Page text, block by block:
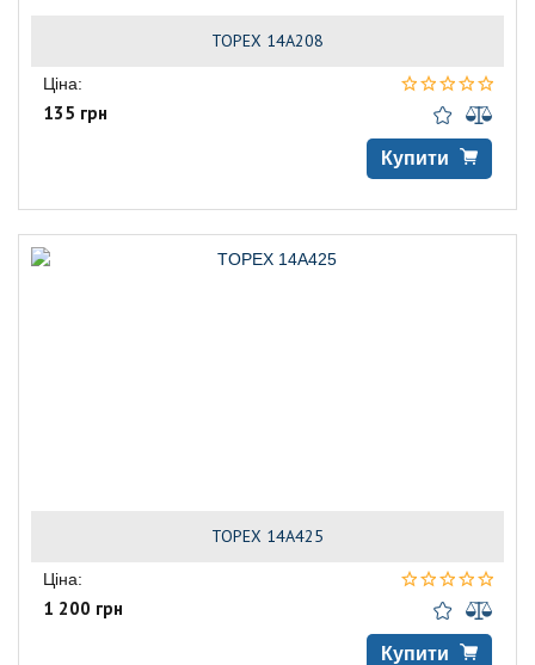
TOPEX 14A208
Ціна:
135 грн
Купити
TOPEX 14A425
Ціна:
1 200 грн
Купити